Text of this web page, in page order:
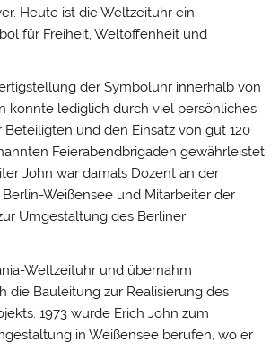
Heute ist die Weltzeituhr ein
für Freiheit, Weltoffenheit und
der Symboluhr innerhalb von
konnte lediglich durch viel persönliches
und den Einsatz von gut 120
Feierabendbrigaden gewährleistet
John war damals Dozent an der
Weißensee und Mitarbeiter der
Umgestaltung des Berliner
Weltzeituhr und übernahm
die Bauleitung zur Realisierung des
1973 wurde Erich John zum
in Weißensee berufen, wo er